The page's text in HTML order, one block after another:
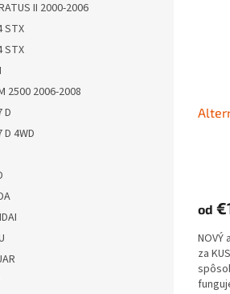
II 2000-2006
STX
STX
2500 2006-2008
D
D 4WD
od
NOVÝ
za